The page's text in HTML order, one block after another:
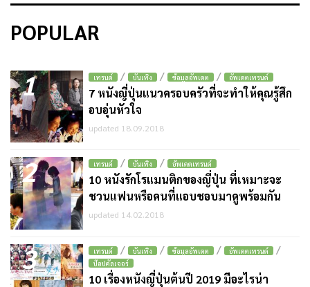
POPULAR
1 เทรนด์ / บันเทิง / ข้อมูลอัพเดต / อัพเดตเทรนด์
7 หนังญี่ปุ่นแนวครอบครัวที่จะทำให้คุณรู้สึก
อบอุ่นหัวใจ
updated 18.09.2018
2 เทรนด์ / บันเทิง / อัพเดตเทรนด์
10 หนังรักโรแมนติกของญี่ปุ่น ที่เหมาะจะ
ชวนแฟนหรือคนที่แอบชอบมาดูพร้อมกัน
updated 14.02.2018
3 เทรนด์ / บันเทิง / ข้อมูลอัพเดต / อัพเดตเทรนด์ /
ป๊อปคัลเจอร์
10 เรื่องหนังญี่ปุ่นต้นปี 2019 มีอะไรน่า